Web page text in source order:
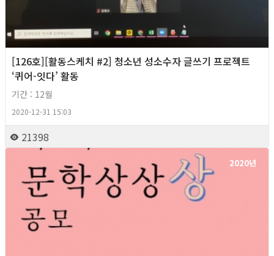
[126호][활동스케치 #2] 청소년 성소수자 글쓰기 프로젝트
‘퀴어-잇다’ 활동
기간 : 12월
2020-12-31 15:03
21398
2020년